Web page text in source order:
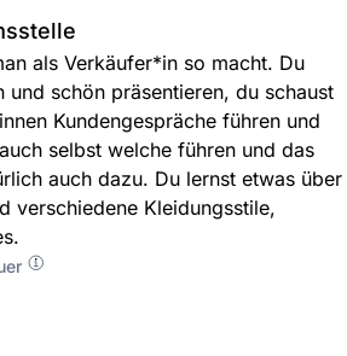
als Verkäufer*in so macht. Du
und schön präsentieren, du schaust
Kundengespräche führen und
selbst welche führen und das
auch dazu. Du lernst etwas über
verschiedene Kleidungsstile,